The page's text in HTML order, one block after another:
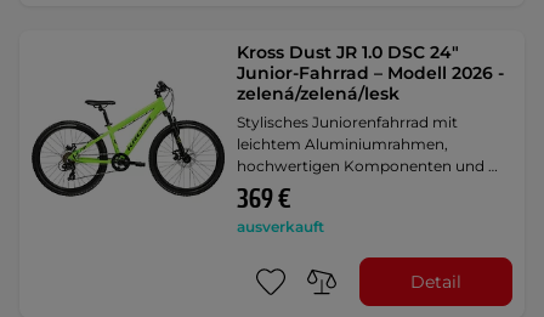
Kross Dust JR 1.0 DSC 24"
Junior-Fahrrad – Modell 2026 -
zelená/zelená/lesk
Stylisches Juniorenfahrrad mit
leichtem Aluminiumrahmen,
hochwertigen Komponenten und …
369 €
ausverkauft
Detail